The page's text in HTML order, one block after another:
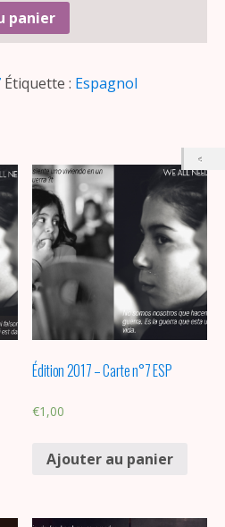
panier
Étiquette : Espagnol
Édition 2017 – Carte n°7 ESP
€1,00
Ajouter au panier